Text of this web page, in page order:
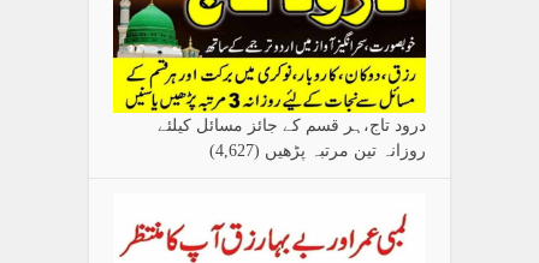
درود تاج،ہر قسم کے جائز مسائل کیلئے
روزانہ تین مرتبہ پڑھیں (4,627)